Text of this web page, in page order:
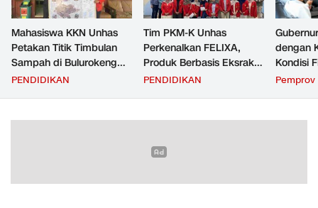
Mahasiswa KKN Unhas
Petakan Titik Timbulan
Sampah di Bulurokeng
untuk Dukung Program
PENDIDIKAN
Tim PKM-K Unhas
Perkenalkan FELIXA,
Produk Berbasis Eksrak
Buah Pare untuk
PENDIDIKAN
dengan
Kondisi
Transfer
Pemprov